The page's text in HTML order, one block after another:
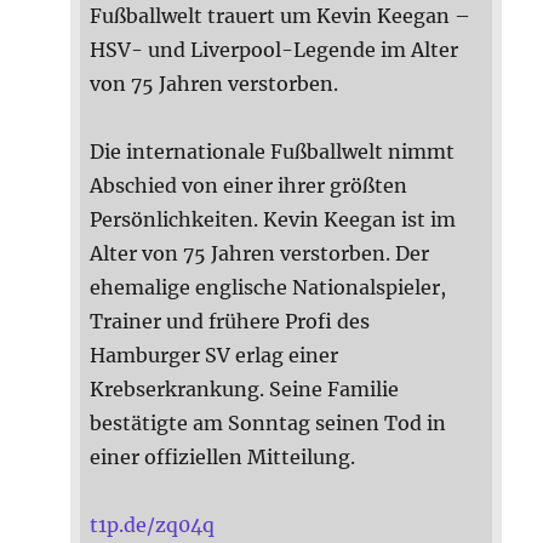
Fußballwelt trauert um Kevin Keegan –
HSV- und Liverpool-Legende im Alter
von 75 Jahren verstorben.
Die internationale Fußballwelt nimmt
Abschied von einer ihrer größten
Persönlichkeiten. Kevin Keegan ist im
Alter von 75 Jahren verstorben. Der
ehemalige englische Nationalspieler,
Trainer und frühere Profi des
Hamburger SV erlag einer
Krebserkrankung. Seine Familie
bestätigte am Sonntag seinen Tod in
einer offiziellen Mitteilung.
t1p.de/zq04q